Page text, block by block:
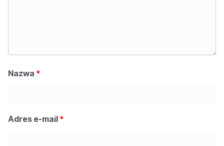
Nazwa *
Adres e-mail *